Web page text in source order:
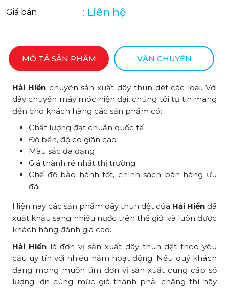
Giá bán : Liên hệ
MÔ TẢ SẢN PHẨM VẬN CHUYỂN
Hải Hiềnchuyên sản xuất dây thun dệt các loại. Với
dây chuyền máy móc hiện đại, chúng tôi tự tin mang
đến cho khách hàng các sản phẩm có:
Chất lượng đạt chuẩn quốc tế
Độ bền, độ co giãn cao
Màu sắc đa dạng
Giá thành rẻ nhất thị trường
Chế độ bảo hành tốt, chính sách bán hàng ưu
đãi
Hiện nay các sản phẩm dây thun dệt của Hải Hiền đã
xuất khẩu sang nhiều nước trên thế giới và luôn được
khách hàng đánh giá cao.
Hải Hiềnlà đơn vị sản xuất dây thun dệt theo yêu
cầu uy tín với nhiều năm hoạt động. Nếu quý khách
đang mong muốn tìm đơn vị sản xuất cung cấp số
lượng lớn cùng mức giá thành phải chăng thì hãy